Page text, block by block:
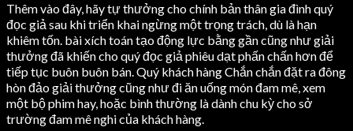
Thêm vào đây, hãy tự thưởng cho chính bản thân gia đình quý
đọc giả sau khi triển khai ngừng một trọng trách, dù là hạn
khiêm tốn. bài xích toán tạo động lực bằng gần cũng như giải
thưởng đã khiến cho quý đọc giả phiêu dạt phấn chấn hơn để
tiếp tục buôn buôn bán. Quý khách hàng Chắn chắn đặt ra đông
hòn đảo giải thưởng cũng như đi ăn uống món đam mê, xem
một bộ phim hay, hoặc bình thường là dành chu kỳ cho sở
trường đam mê nghi của khách hàng.